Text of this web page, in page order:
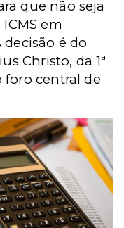
que não seja
em
é do
Christo, da 1ª
foro central de